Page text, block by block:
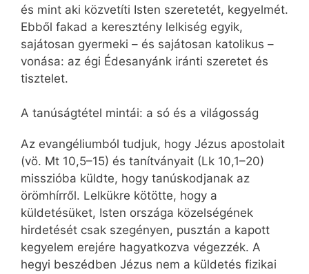
és mint aki közvetíti Isten szeretetét, kegyelmét.
Ebből fakad a keresztény lelkiség egyik,
sajátosan gyermeki – és sajátosan katolikus –
vonása: az égi Édesanyánk iránti szeretet és
tisztelet.
A tanúságtétel mintái: a só és a világosság
Az evangéliumból tudjuk, hogy Jézus apostolait
(vö. Mt 10,5–15) és tanítványait (Lk 10,1–20)
misszióba küldte, hogy tanúskodjanak az
örömhírről. Lelkükre kötötte, hogy a
küldetésüket, Isten országa közelségének
hirdetését csak szegényen, pusztán a kapott
kegyelem erejére hagyatkozva végezzék. A
hegyi beszédben Jézus nem a küldetés fizikai